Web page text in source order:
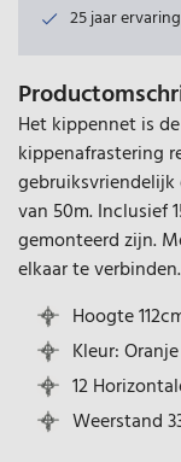
25 jaar ervaring
Het kippennet is
kippenafrastering
van 50m. Inclusief
gemonteerd zijn.
elkaar te verbinden.
Hoogte
Kleur:
12
Weerstand